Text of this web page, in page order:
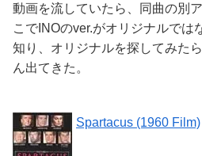
動画を流していたら、同曲の別
こでINOのver.がオリジナルでは
知り、オリジナルを探してみた
ん出てきた。
Spartacus (1960 Film)